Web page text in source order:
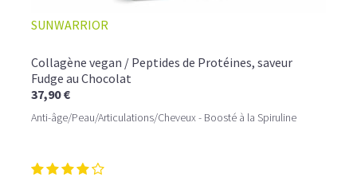
SUNWARRIOR
Collagène vegan / Peptides de Protéines, saveur
Fudge au Chocolat
37,90 €
Anti-âge/Peau/Articulations/Cheveux - Boosté à la Spiruline